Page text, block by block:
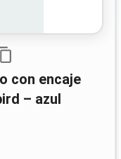
– azul